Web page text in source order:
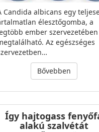
Candida albicans egy
élesztőgomba, a
ember szervezetében
Az egészséges
Bővebben
Így hajtogass
alakú szalvétát